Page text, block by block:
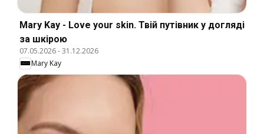
Mary Kay - Love your skin. Твій путівник у догляді
за шкірою
07.05.2026-31.12.2026
Mary Kay